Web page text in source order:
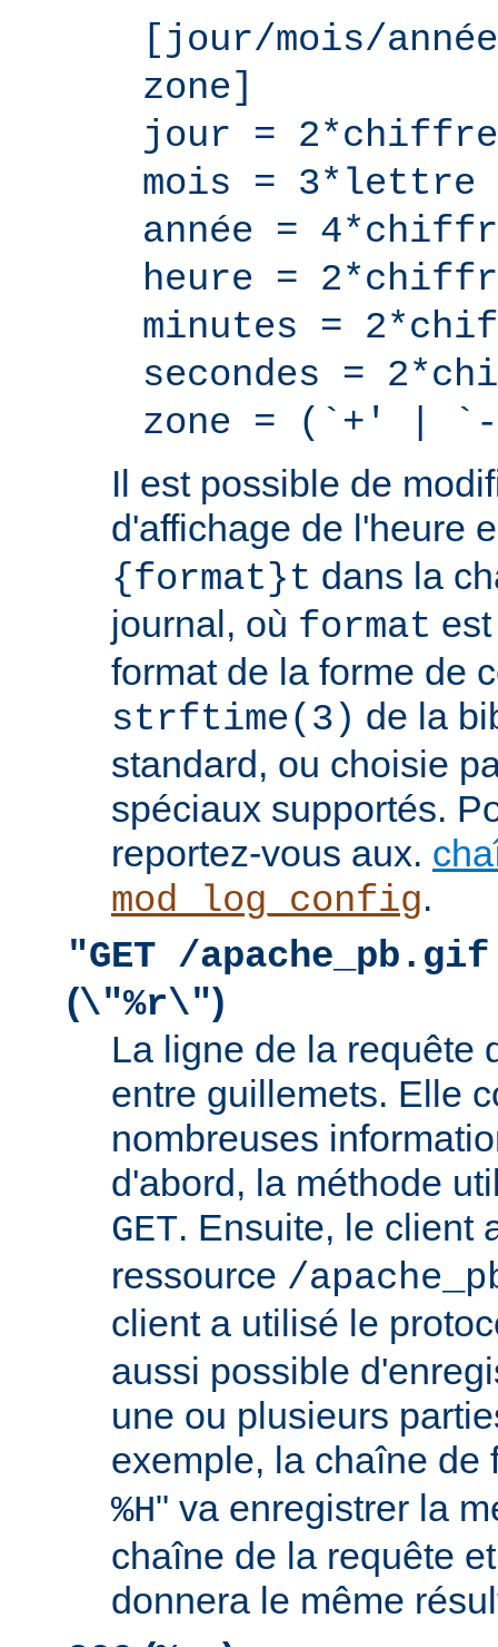
[jour/mois/
zone]
jour = 2*chiffre
mois = 3*lettre
année =
heure =
minutes =
secondes =
zone = (`+' |
Il est possible de
d'affichage de l'heure
{format}t dans la
journal, où format
format de la forme de
strftime(3) de la
standard, ou choisie
spéciaux supportés.
reportez-vous aux.
mod_log_config.
"GET /
(\"%r\")
La ligne de la requête
entre guillemets. Elle
nombreuses
d'abord, la méthode
GET. Ensuite, le client
ressource /
client a utilisé le
aussi possible
une ou plusieurs
exemple, la chaîne de
%H" va enregistrer la
chaîne de la requête
donnera le même